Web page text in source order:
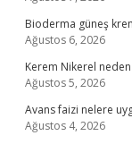
Bioderma güneş
Ağustos 6, 2026
Kerem Nikerel
Ağustos 5, 2026
Avans faizi nelere
Ağustos 4, 2026